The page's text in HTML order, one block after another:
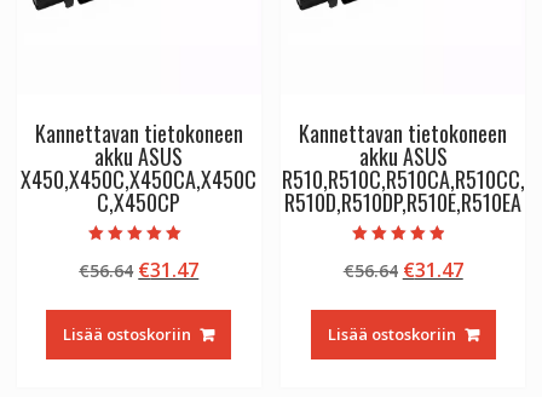
Kannettavan tietokoneen
akku ASUS
X450,X450C,X450CA,X450C
C,X450CP
tuotteesta:
5.00
€56.64 Alkuperäinen
oli:
€56.64.
€31.47Nykyinen
on:
€31.47.
Lisää ostoskoriin
Kannettavan tietokoneen
akku ASUS
R510,R510C,R510CA,R510CC,
R510D,R510DP,R510E,R510EA
tuotteesta:
4.50
€56.64 Alkuperäinen
oli:
€56.64.
€31.47
on:
€31.47.
Lisää ostoskoriin